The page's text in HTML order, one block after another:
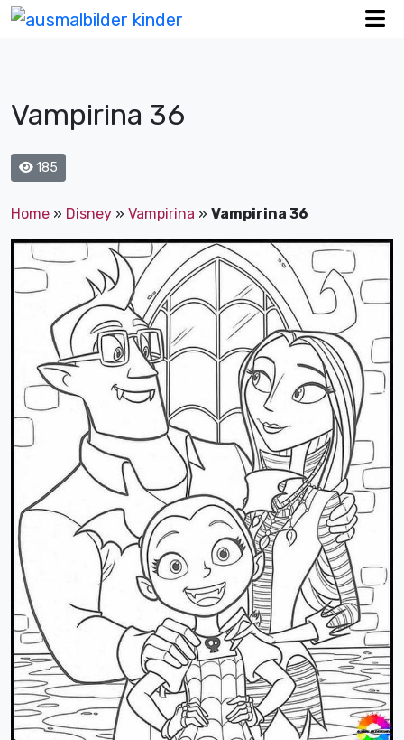
Vampirina 36
185
Home » Disney » Vampirina » Vampirina 36